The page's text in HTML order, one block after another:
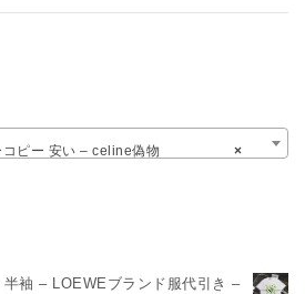
×
ピー​ 安い – celine偽物
袖 – LOEWEブランド服代引き –